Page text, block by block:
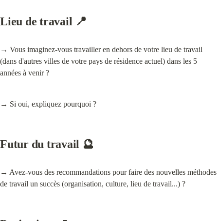
Lieu de travail 📍
→ Vous imaginez-vous travailler en dehors de votre lieu de travail
(dans d'autres villes de votre pays de résidence actuel) dans les 5
années à venir ?
→ Si oui, expliquez pourquoi ?
Futur du travail 🔮
→ Avez-vous des recommandations pour faire des nouvelles méthodes
de travail un succès (organisation, culture, lieu de travail...) ?